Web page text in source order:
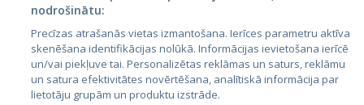
City24.lv
City24.ee
GetaPro.lv
GetaPro.ee
CVbankas.lt
Kainos.lt
Paslaugos.lt
auto24.ee
nodrošinātu:
Precīzas atrašanās vietas izmantošana. Ierīces parametru aktīva
skenēšana identifikācijas nolūkā. Informācijas ievietošana ierīcē
un/vai piekļuve tai. Personalizētas reklāmas un saturs, reklāmu
un satura efektivitātes novērtēšana, analītiskā informācija par
lietotāju grupām un produktu izstrāde.